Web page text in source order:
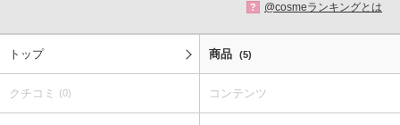
? @cosmeランキングとは
トップ 商品 (5)
クチコミ (0) コンテンツ